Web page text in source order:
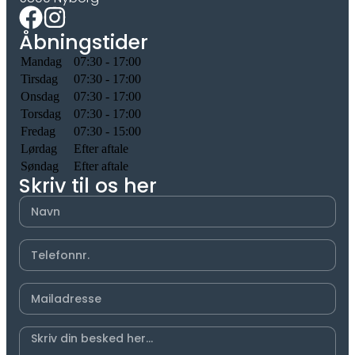
Åbningstider
Mandag
07:30 - 17:00
Tirsdag
07:30 - 17:00
Onsdag
07:30 - 17:00
Torsdag
07:30 - 17:00
Fredag
07:30 - 15:00
Lørdag
Efter aftale
Søndag
Efter aftale
Skriv til os her